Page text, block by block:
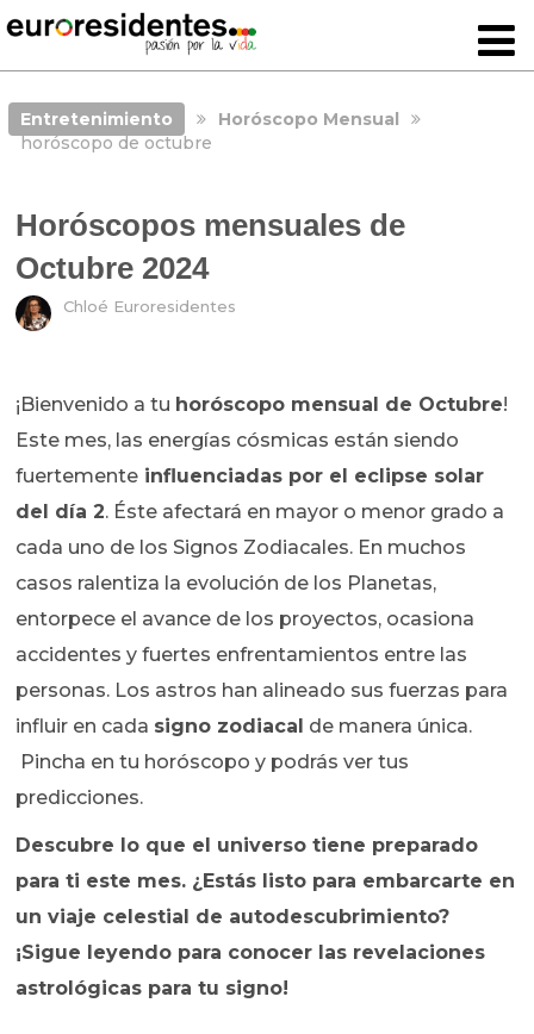
Entretenimiento
Horóscopo Mensual
horóscopo de octubre
Horóscopos mensuales de
Octubre 2024
Chloé Euroresidentes
¡Bienvenido a tu horóscopo mensual de Octubre!
Este mes, las energías cósmicas están siendo
fuertemente influenciadas por el eclipse solar
del día 2. Éste afectará en mayor o menor grado a
cada uno de los Signos Zodiacales. En muchos
casos ralentiza la evolución de los Planetas,
entorpece el avance de los proyectos, ocasiona
accidentes y fuertes enfrentamientos entre las
personas. Los astros han alineado sus fuerzas para
influir en cada signo zodiacal de manera única.
Pincha en tu horóscopo y podrás ver tus
predicciones.
Descubre lo que el universo tiene preparado
para ti este mes. ¿Estás listo para embarcarte en
un viaje celestial de autodescubrimiento?
¡Sigue leyendo para conocer las revelaciones
astrológicas para tu signo!